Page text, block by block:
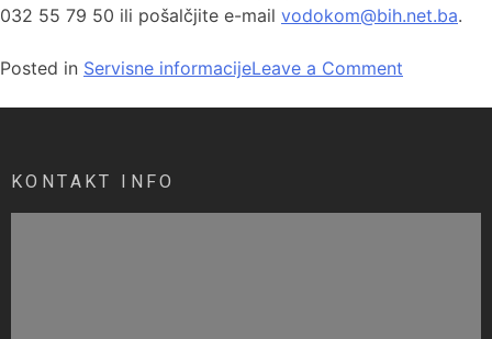
032 55 79 50 ili pošalčjite e-mail vodokom@bih.net.ba.
Posted in Servisne informacijeLeave a Comment
KONTAKT INFO